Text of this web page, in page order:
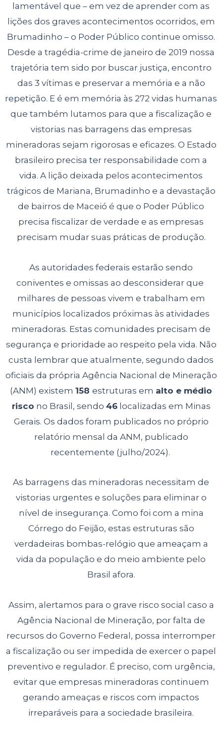
lamentável que – em vez de aprender com as
lições dos graves acontecimentos ocorridos, em
Brumadinho – o Poder Público continue omisso.
Desde a tragédia-crime de janeiro de 2019 nossa
trajetória tem sido por buscar justiça, encontro
das 3 vítimas e preservar a memória e a não
repetição. E é em memória às 272 vidas humanas
que também lutamos para que a fiscalização e
vistorias nas barragens das empresas
mineradoras sejam rigorosas e eficazes. O Estado
brasileiro precisa ter responsabilidade com a
vida. A lição deixada pelos acontecimentos
trágicos de Mariana, Brumadinho e a devastação
de bairros de Maceió é que o Poder Público
precisa fiscalizar de verdade e as empresas
precisam mudar suas práticas de produção.
As autoridades federais estarão sendo
coniventes e omissas ao desconsiderar que
milhares de pessoas vivem e trabalham em
municípios localizados próximas às atividades
mineradoras. Estas comunidades precisam de
segurança e prioridade ao respeito pela vida. Não
custa lembrar que atualmente, segundo dados
oficiais da própria Agência Nacional de Mineração
(ANM) existem 158 estruturas em alto e médio
risco no Brasil, sendo 46localizadas em Minas
Gerais. Os dados foram publicados no próprio
relatório mensal da ANM, publicado
recentemente (julho/2024).
As barragens das mineradoras necessitam de
vistorias urgentes e soluções para eliminar o
nível de insegurança. Como foi com a mina
Córrego do Feijão, estas estruturas são
verdadeiras bombas-relógio que ameaçam a
vida da população e do meio ambiente pelo
Brasil afora.
Assim, alertamos para o grave risco social caso a
Agência Nacional de Mineração, por falta de
recursos do Governo Federal, possa interromper
a fiscalização ou ser impedida de exercer o papel
preventivo e regulador. É preciso, com urgência,
evitar que empresas mineradoras continuem
gerando ameaças e riscos com impactos
irreparáveis para a sociedade brasileira.